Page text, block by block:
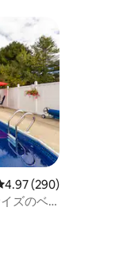
ビュー290件、5つ星
4.97 (290)
ズのベ